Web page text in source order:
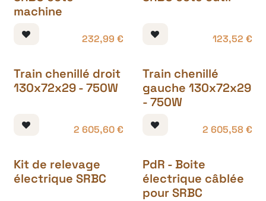
machine
232,99 € 123,52 €
Train chenillé droit
130x72x29 - 750W
2 605,60€
Train chenillé
gauche 130x72x29
- 750W
2 605,58 €
Kit de relevage
électrique SRBC
PdR - Boite
électrique câblée
pour SRBC